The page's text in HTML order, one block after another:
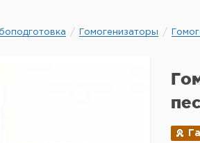
Гомогенизаторы